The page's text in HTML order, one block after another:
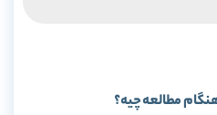
مطالعه چیه؟